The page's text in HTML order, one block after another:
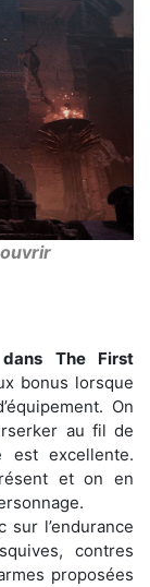
The First
bonus lorsque
On
au fil de
est excellente.
et on en
l’endurance
contres
proposées